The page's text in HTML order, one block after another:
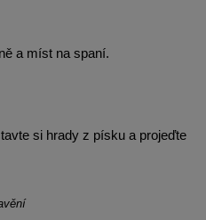
a míst na spaní.
si hrady z písku a projeďte